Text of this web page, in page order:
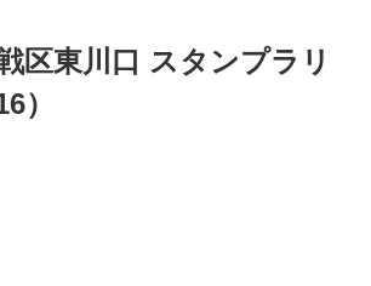
区東川口 スタンプラリ
）